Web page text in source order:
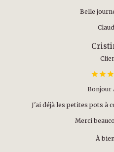
Belle
Bonjour
J'ai déjà les petites pots à
Merci
À